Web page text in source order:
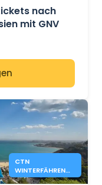
ALGERIENnach
mit GNV
CTN
WINTERFÄHREN
NACH TUNESIEN